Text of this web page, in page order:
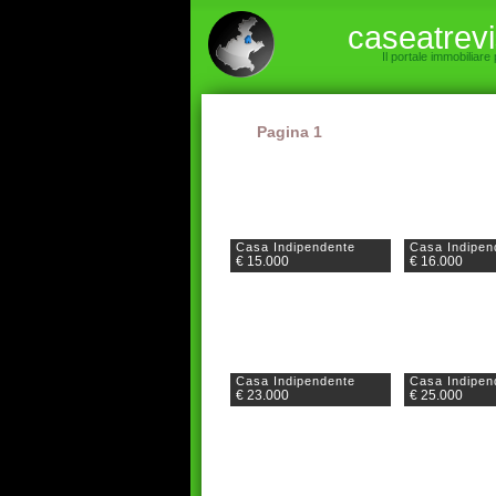
Il portale
Pagina 1
Casa Indipendente
€ 15.000
Casa
€ 16.000
Casa Indipendente
€ 23.000
Casa
€ 25.000